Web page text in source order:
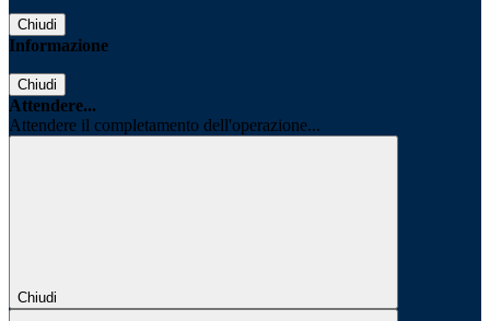
Chiudi
Informazione
Chiudi
Attendere...
Attendere il completamento dell'operazione...
Chiudi